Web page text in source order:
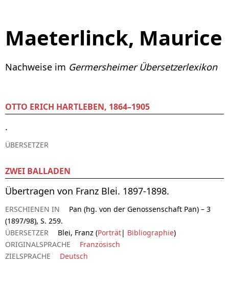
Maeterlinck, Maurice
Nachweise im Germersheimer Übersetzerlexikon
OTTO ERICH HARTLEBEN, 1864–1905
.
ÜBERSETZER
ZWEI BALLADEN
Übertragen von Franz Blei. 1897-1898.
ERSCHIENEN IN
Pan (hg. von der Genossenschaft Pan) – 3
(1897/98), S. 259.
ÜBERSETZER
Blei, Franz (Porträt| Bibliographie)
ORIGINALSPRACHE
Französisch
ZIELSPRACHE
Deutsch